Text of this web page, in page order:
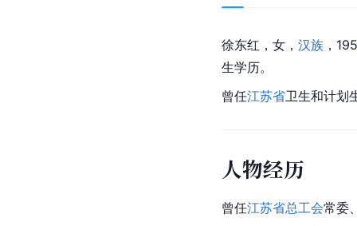
徐东红，女，汉族 ，
生学历。
曾任江苏省卫生和计划
人物经历
曾任江苏省总工会常委